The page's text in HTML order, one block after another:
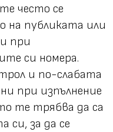
често се
на публиката или
при
си номера.
и по-слабата
при изпълнение
те трябва да са
си, за да се